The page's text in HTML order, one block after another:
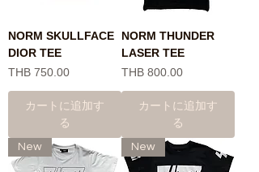
NORM SKULLFACE
DIOR TEE
価格
THB 750.00
カートに追加す
る
NORM THUNDER
LASER TEE
価格
THB 800.00
カートに追加す
る
New New